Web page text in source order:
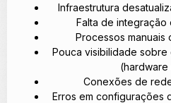
Infraestrutura
Falta de integração
Processos manuais
Pouca visibilidade
Conexões de
Erros em configurações